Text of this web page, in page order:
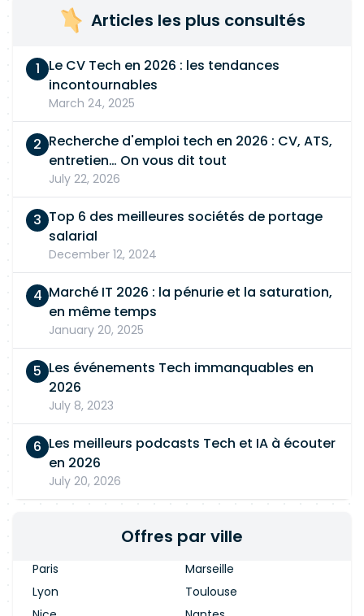
Articles les plus consultés
Le CV Tech en 2026 : les tendances
incontournables
March 24, 2025
Recherche d'emploi tech en 2026 : CV, ATS,
entretien… On vous dit tout
July 22, 2026
Top 6 des meilleures sociétés de portage
salarial
December 12, 2024
Marché IT 2026 : la pénurie et la saturation,
en même temps
January 20, 2025
Les événements Tech immanquables en
2026
July 8, 2023
Les meilleurs podcasts Tech et IA à écouter
en 2026
July 20, 2026
Offres par ville
Paris
Marseille
Lyon
Toulouse